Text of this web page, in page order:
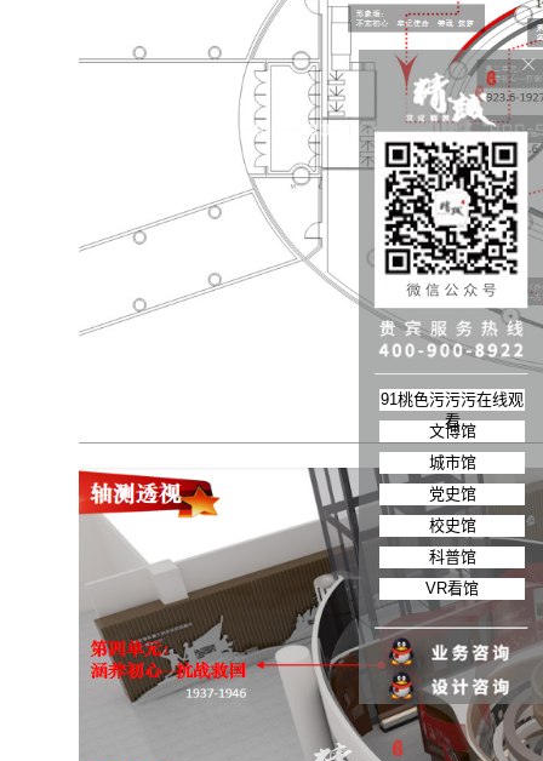
91桃色污污污在线观
看
文博馆
城市馆
党史馆
校史馆
科普馆
VR看馆